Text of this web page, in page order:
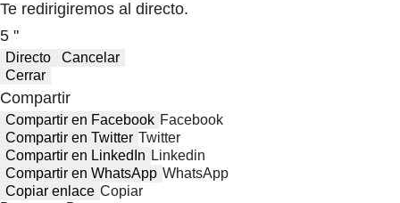
Te redirigiremos al directo.
5 "
Directo
Cancelar
Cerrar
Compartir
Compartir en Facebook Facebook
Compartir en Twitter Twitter
Compartir en LinkedIn Linkedin
Compartir en WhatsApp WhatsApp
Copiar enlace Copiar